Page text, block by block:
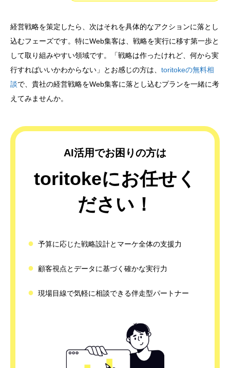
経営戦略を策定したら、次はそれを具体的なアクションに落とし
込むフェーズです。特にWeb集客は、戦略を実行に移す第一歩と
して取り組みやすい領域です。「戦略は作ったけれど、何から実
行すればいいかわからない」とお感じの方は、 toritokeの無料相
談で、貴社の経営戦略をWeb集客に落とし込むプランを一緒に考
えてみませんか。
AI活用でお困りの方は
toritokeにお任せく
ださい！
● 予算に応じた戦略設計とマーケ全体の支援力
● 顧客視点とデータに基づく確かな実行力
● 現場目線で気軽に相談できる伴走型パートナー